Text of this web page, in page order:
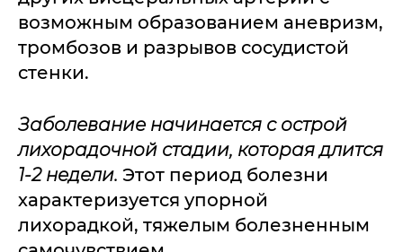
возможным образованием аневризм,
тромбозов и разрывов сосудистой
стенки.
Заболевание начинается с острой
лихорадочной стадии, которая длится
1-2 недели. Этот период болезни
характеризуется упорной
лихорадкой, тяжелым болезненным